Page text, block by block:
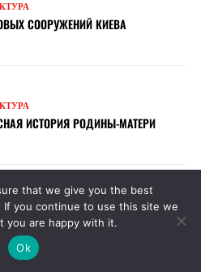
СООРУЖЕНИЙ КИЕВА
ИСТОРИЯ РОДИНЫ-МАТЕРИ
СТОЛИЦЫ РОДИНА-МАТЬ: ИСТОРИЯ
ФАКТЫ
that we give you the best
you continue to use this site we
you are happy with it.
Ok